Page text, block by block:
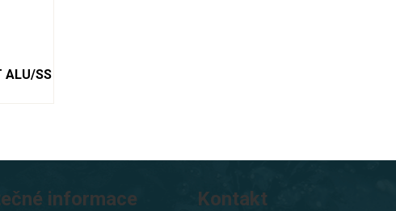
ALU/SS
informace Kontakt